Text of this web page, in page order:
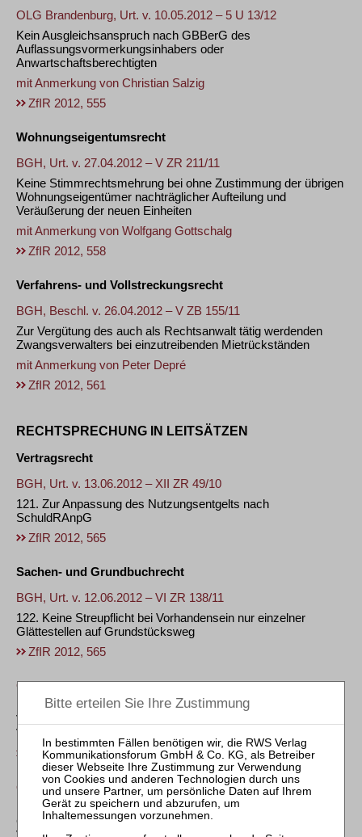
OLG Brandenburg, Urt. v. 10.05.2012 – 5 U 13/12
Kein Ausgleichsanspruch nach GBBerG des
Auflassungsvormerkungsinhabers oder
Anwartschaftsberechtigten
mit Anmerkung von Christian Salzig
ZfIR 2012, 555
Wohnungseigentumsrecht
BGH, Urt. v. 27.04.2012 – V ZR 211/11
Keine Stimmrechtsmehrung bei ohne Zustimmung der übrigen
Wohnungseigentümer nachträglicher Aufteilung und
Veräußerung der neuen Einheiten
mit Anmerkung von Wolfgang Gottschalg
ZfIR 2012, 558
Verfahrens- und Vollstreckungsrecht
BGH, Beschl. v. 26.04.2012 – V ZB 155/11
Zur Vergütung des auch als Rechtsanwalt tätig werdenden
Zwangsverwalters bei einzutreibenden Mietrückständen
mit Anmerkung von Peter Depré
ZfIR 2012, 561
RECHTSPRECHUNG IN LEITSÄTZEN
Vertragsrecht
BGH, Urt. v. 13.06.2012 – XII ZR 49/10
121. Zur Anpassung des Nutzungsentgelts nach
SchuldRAnpG
ZfIR 2012, 565
Sachen- und Grundbuchrecht
BGH, Urt. v. 12.06.2012 – VI ZR 138/11
122. Keine Streupflicht bei Vorhandensein nur einzelner
Glättestellen auf Grundstücksweg
ZfIR 2012, 565
OLG Zweibrücken, Urt. v. 28.06.2012 – 4 U 147/10
123. Unterscheidung der Vereinbarung eines dinglichen
Vorkaufrechts von der Abrede eines schuldrechtlichen
Vorkaufrechts im Notarvertrag
ZfIR 2012, 565
OLG Düsseldorf, Beschl. v. 02.03.2012 – I-3 Wx 329/11
124. Zur Kollision der Verfügungsbefugnis des einen
Grundbucheintrag Bewilligenden mit dessen Verlust der